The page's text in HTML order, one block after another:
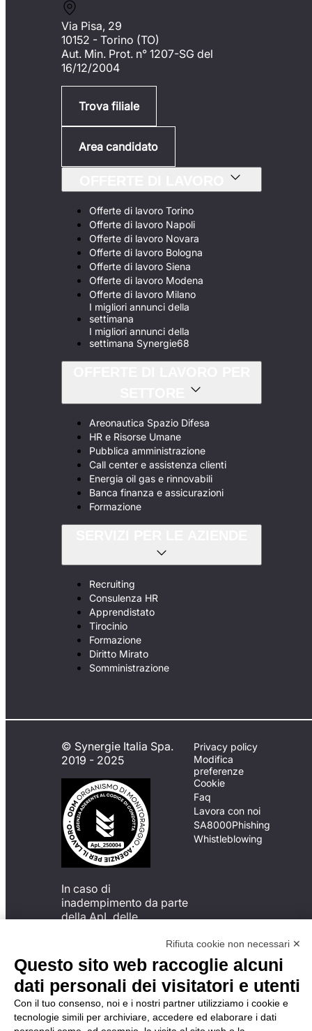
Via Pisa, 29
10152 - Torino (TO)
Aut. Min. Prot. n° 1207-SG del
16/12/2004
Trova filiale
Area candidato
Offerte di lavoro Torino
Offerte di lavoro Napoli
Offerte di lavoro Novara
Offerte di lavoro Bologna
Offerte di lavoro Siena
Offerte di lavoro Modena
Offerte di lavoro Milano
I migliori annunci della
settimana
I migliori annunci della
settimana Synergie68
Areonautica Spazio Difesa
HR e Risorse Umane
Pubblica amministrazione
Call center e assistenza clienti
Energia oil gas e rinnovabili
Banca finanza e assicurazioni
Formazione
Recruiting
Consulenza HR
Apprendistato
Tirocinio
Formazione
Diritto Mirato
Somministrazione
© Synergie Italia Spa.
2019 - 2025
In caso di
inadempimento da parte
della ApL delle
del Codice di Condotta, è
possibile presentare un
reclamo
all’Organismo di
Monitoraggio utilizzando
una delle modalità
descritte al seguente
Privacy policy
Modifica
preferenze
Cookie
Faq
Lavora con noi
SA8000Phishing
Whistleblowing
Rifiuta cookie non necessari ✕
Questo sito web raccoglie alcuni
dati personali dei visitatori e utenti
Con il tuo consenso, noi e i nostri partner utilizziamo i cookie e
tecnologie simili per archiviare, accedere ed elaborare i dati